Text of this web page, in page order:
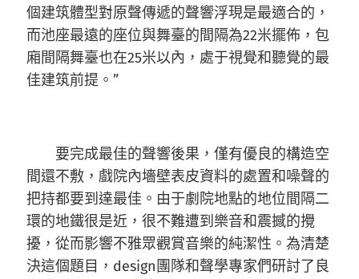
個建筑體型對原聲傳遞的聲響浮現是最適合的，
而池座最遠的座位與舞臺的間隔為22米擺佈，包
廂間隔舞臺也在25米以內，處于視覺和聽覺的最
佳建筑前提。”
要完成最佳的聲響後果，僅有優良的構造空
間還不敷，戲院內墻壁表皮資料的處置和噪聲的
把持都要到達最佳。由于劇院地點的地位間隔二
環的地鐵很是近，很不難遭到樂音和震撼的攪
擾，從而影響不雅眾觀賞音樂的純潔性。為清楚
決這個題目，design團隊和聲學專家們研討了良